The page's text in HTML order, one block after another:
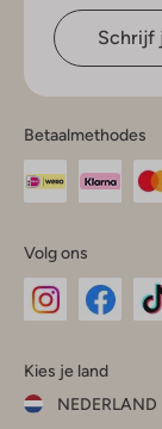
Schrijf
Betaalmethodes
Volg ons
Instagram
Kies je land
NEDERLAND